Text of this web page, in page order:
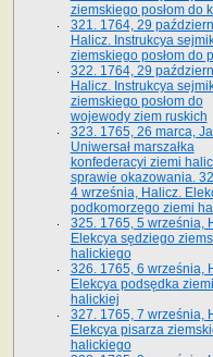
ziemskiego posłom do
321. 1764, 29
Halicz. Instrukcya
ziemskiego posłom do
322. 1764, 29
Halicz. Instrukcya
ziemskiego posłom do
wojewody ziem ruskich
323. 1765, 26 marca,
Uniwersał marszałka
konfederacyi ziemi
sprawie okazowania.
4 września, Halicz.
podkomorzego ziemi
325. 1765, 5 września,
Elekcya sędziego
halickiego
326. 1765, 6 września,
Elekcya podsędka ziemi
halickiej
327. 1765, 7 września,
Elekcya pisarza
halickiego